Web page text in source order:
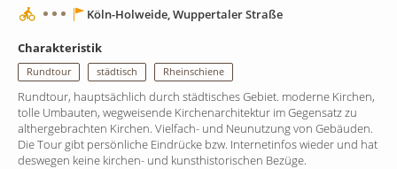
Köln-Holweide, Wuppertaler Straße
Charakteristik
Rundtour städtisch Rheinschiene
Rundtour, hauptsächlich durch städtisches Gebiet. moderne Kirchen,
tolle Umbauten, wegweisende Kirchenarchitektur im Gegensatz zu
althergebrachten Kirchen. Vielfach- und Neunutzung von Gebäuden.
Die Tour gibt persönliche Eindrücke bzw. Internetinfos wieder und hat
deswegen keine kirchen- und kunsthistorischen Bezüge.